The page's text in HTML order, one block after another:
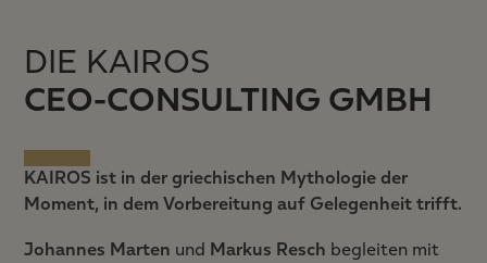
DIE KAIROS
CEO-CONSULTING GMBH
KAIROS ist in der griechischen Mythologie der
Moment, in dem Vorbereitung auf Gelegenheit trifft.
Johannes Marten und Markus Resch begleiten mit